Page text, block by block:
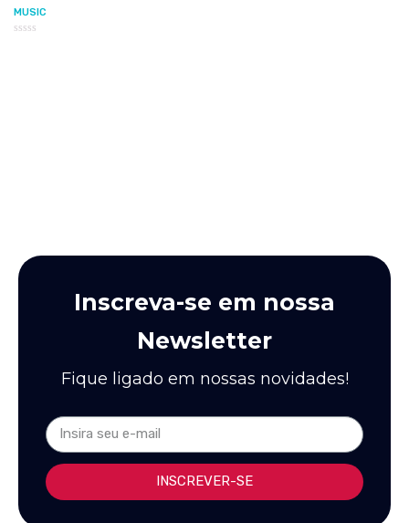
MUSIC
Inscreva-se em nossa
Newsletter
Fique ligado em nossas novidades!
INSCREVER-SE